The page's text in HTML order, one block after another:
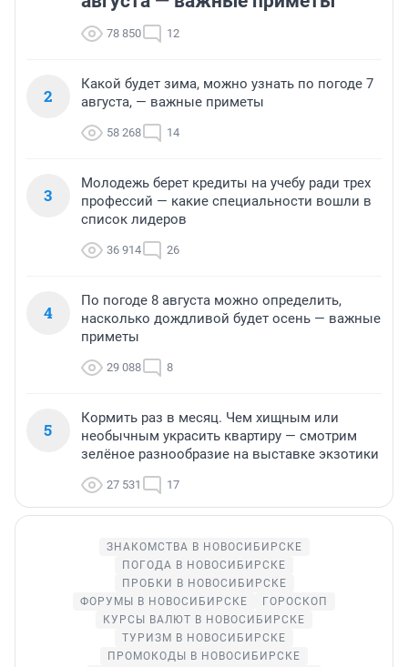
78 850 12
2
Какой будет зима, можно узнать по погоде 7
августа, — важные приметы
58 268 14
3
Молодежь берет кредиты на учебу ради трех
профессий — какие специальности вошли в
список лидеров
36 914 26
4
По погоде 8 августа можно определить,
насколько дождливой будет осень — важные
приметы
29 088 8
5
Кормить раз в месяц. Чем хищным или
необычным украсить квартиру — смотрим
зелёное разнообразие на выставке экзотики
27 531 17
ЗНАКОМСТВА В НОВОСИБИРСКЕ
ПОГОДА В НОВОСИБИРСКЕ
ПРОБКИ В НОВОСИБИРСКЕ
ФОРУМЫ В НОВОСИБИРСКЕ
ГОРОСКОП
КУРСЫ ВАЛЮТ В НОВОСИБИРСКЕ
ТУРИЗМ В НОВОСИБИРСКЕ
ПРОМОКОДЫ В НОВОСИБИРСКЕ